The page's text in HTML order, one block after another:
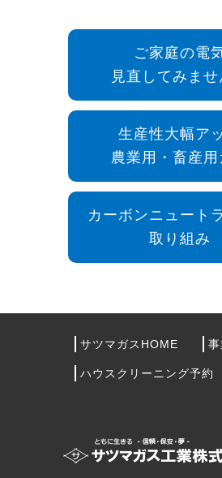
ご家庭の電
見直してみませ
生産性大幅ア
農業用・畜産用
カーボンニュート
取り組み
サツマガスHOME
ハウスクリーニング予約